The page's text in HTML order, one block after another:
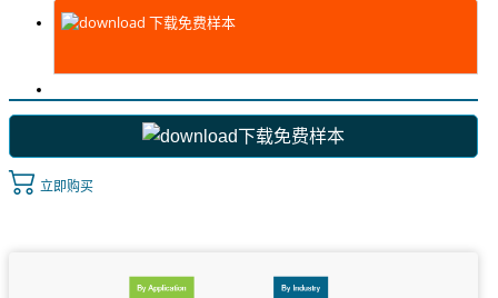
下载免费样本
下载免费样本
立即购买